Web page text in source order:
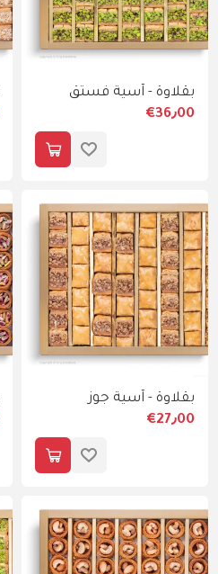
بقلاوة - آسية فستق
€36٫00
بقلاوة - آسية جوز
€27٫00